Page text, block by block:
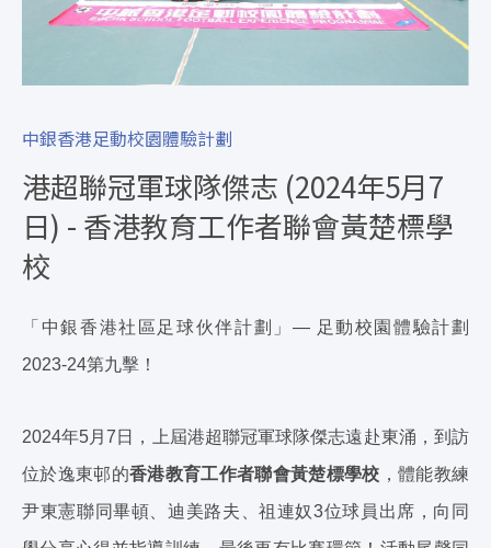
中銀香港足動校園體驗計劃
港超聯冠軍球隊傑志 (2024年5月7
日) - 香港教育工作者聯會黃楚標學
校
「中銀香港社區足球伙伴計劃」— 足動校園體驗計劃
2023-24第九擊！
2024年5月7日，上屆港超聯冠軍球隊傑志遠赴東涌，到訪
位於逸東邨的香港教育工作者聯會黃楚標學校 ，體能教練
尹東憲聯同畢頓、迪美路夫、祖連奴3位球員出席，向同